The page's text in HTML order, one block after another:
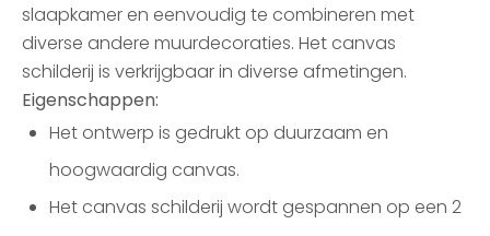
slaapkamer en eenvoudig te combineren met
diverse andere muurdecoraties. Het canvas
schilderij is verkrijgbaar in diverse afmetingen.
Eigenschappen:
Het ontwerp is gedrukt op duurzaam en
hoogwaardig canvas.
Het canvas schilderij wordt gespannen op een 2